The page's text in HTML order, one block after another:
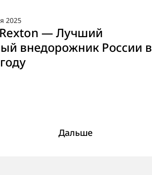
2025
Rexton — Лучший
внедорожник России в
Дальше